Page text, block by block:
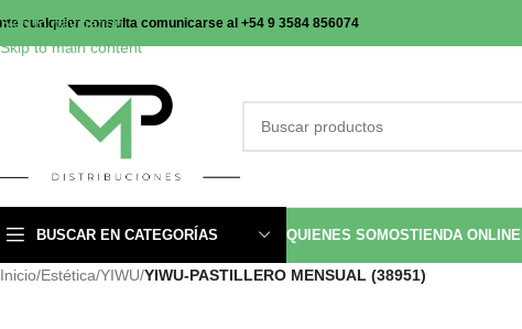
Skip to navigation
Skip to main content
cualquier consulta comunicarse al +54 9 3584 856074
BUSCAR EN CATEGORÍAS QUIENES SOMOSTIENDA ONLINE
Inicio/Estética/YIWU/YIWU-PASTILLERO MENSUAL (38951)